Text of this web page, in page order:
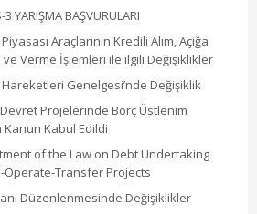
YARIŞMA BAŞVURULARI
Araçlarının Kredili Alım, Açığa
ve Verme İşlemleri ile ilgili Değişiklikler
Genelgesi’nde Değişiklik
Projelerinde Borç Üstlenim
Kanun Kabul Edildi
of the Law on Debt Undertaking
Transfer Projects
Düzenlenmesinde Değişiklikler